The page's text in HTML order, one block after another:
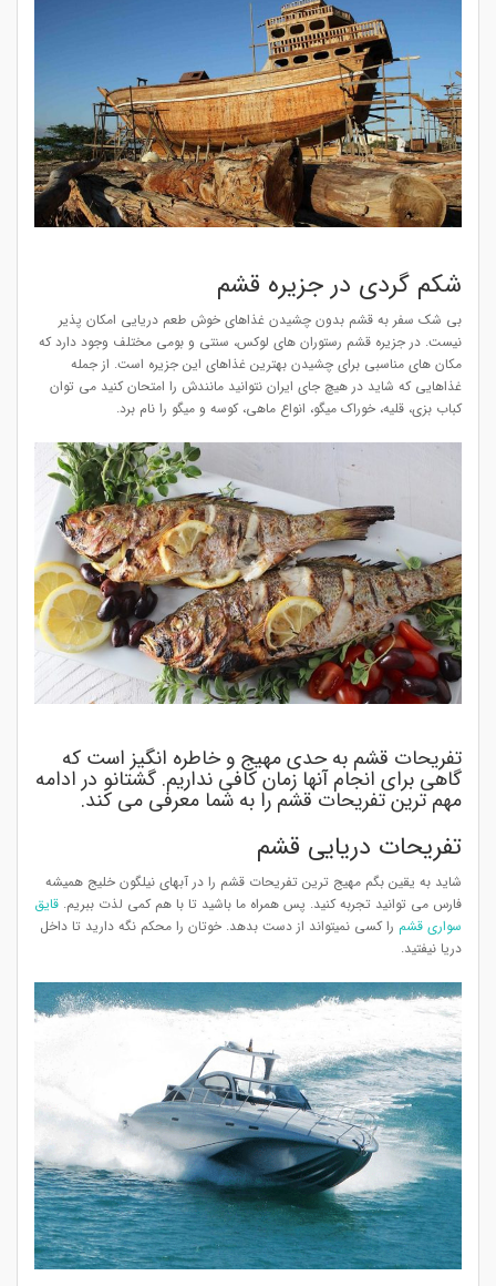
شکم گردی در جزیره قشم
بی شک سفر به قشم بدون چشیدن غذاهای خوش طعم دریایی امکان پذیر
نیست. در جزیره قشم رستوران های لوکس، سنتی و بومی مختلف وجود دارد که
مکان های مناسبی برای چشیدن بهترین غذاهای این جزیره است. از جمله
غذاهایی که شاید در هیچ جای ایران نتوانید مانندش را امتحان کنید می توان
کباب بزی، قلیه، خوراک میگو، انواع ماهی، کوسه و میگو را نام برد.
تفریحات قشم به حدی مهیج و خاطره انگیز است که
گاهی برای انجام آنها زمان کافی نداریم. گشتانو در ادامه
مهم ترین تفریحات قشم را به شما معرفی می کند.
تفریحات دریایی قشم
شاید به یقین بگم مهیج ترین تفریحات قشم را در آبهای نیلگون خلیج همیشه
فارس می توانید تجربه کنید. پس همراه ما باشید تا با هم کمی لذت ببریم. قایق
سواری قشم را کسی نمیتواند از دست بدهد. خوتان را محکم نگه دارید تا داخل
دریا نیفتید.